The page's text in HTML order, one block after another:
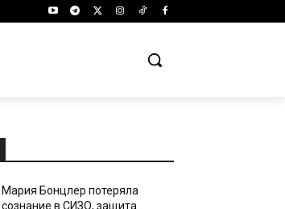
Мария Бонцлер потеряла
сознание в СИЗО, защита